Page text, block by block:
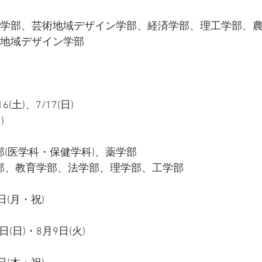
部、芸術地域デザイン学部、経済学部、理工学部、
域デザイン学部
土)、7/17(日)
(医学科・保健学科)、薬学部
、教育学部、法学部、理学部、工学部
(月・祝)
(日)・8月9日(火)